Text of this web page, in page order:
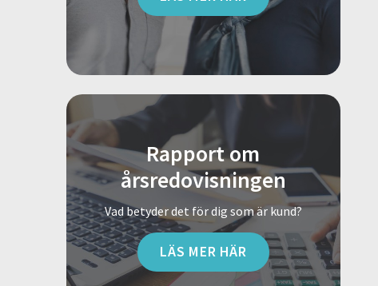
Rapport om
årsredovisningen
Vad betyder det för dig som är kund?
LÄS MER HÄR